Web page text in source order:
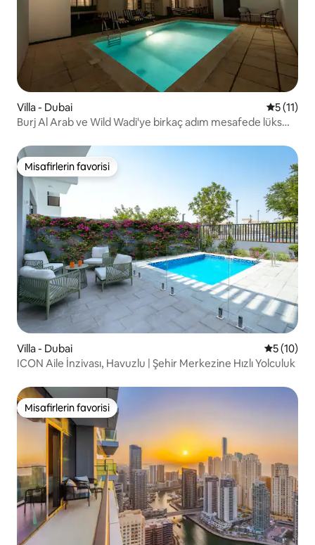
Villa - Dubai 55 (11)
Burj Al Arab ve Wild Wadi'ye birkaç adım mesafede lüks
Misafirlerin favorisi
Misafirlerin favorisi
Villa - Dubai 55 (10)
ICON Aile İnzivası, Havuzlu | Şehir Merkezine Hızlı Yolculuk
Misafirlerin favorisi
Misafirlerin favorisi